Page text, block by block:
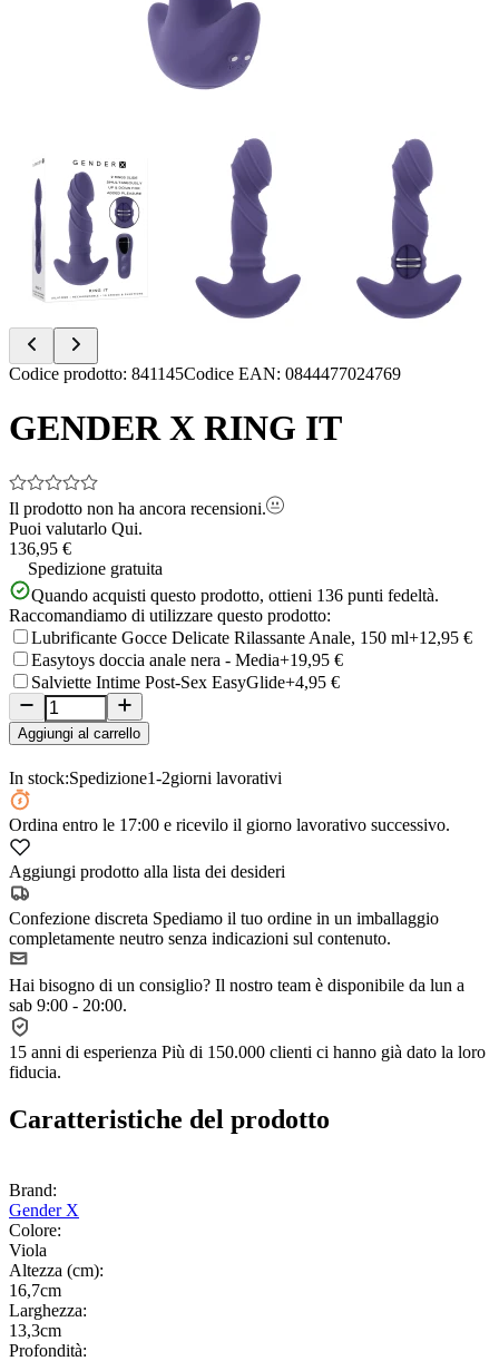
Item
of
5
Codice prodotto: 841145Codice EAN: 0844477024769
GENDER X RING IT
Il prodotto non ha ancora recensioni.
Puoi valutarlo Qui.
136,95 €
Spedizione gratuita
Quando acquisti questo prodotto, ottieni 136 punti fedeltà.
Raccomandiamo di utilizzare questo prodotto:
Lubrificante Gocce Delicate Rilassante Anale, 150 ml+12,95 €
Easytoys doccia anale nera - Media+19,95 €
Salviette Intime Post-Sex EasyGlide+4,95 €
Aggiungi al carrello
In stock:Spedizione1-2giorni lavorativi
Ordina entro le 17:00 e ricevilo il giorno lavorativo successivo.
Aggiungi prodotto alla lista dei desideri
Confezione discreta Spediamo il tuo ordine in un imballaggio
completamente neutro senza indicazioni sul contenuto.
Hai bisogno di un consiglio? Il nostro team è disponibile da lun a
sab 9:00 - 20:00.
15 anni di esperienza Più di 150.000 clienti ci hanno già dato la loro
fiducia.
Caratteristiche del prodotto
Brand:
Gender X
Colore:
Viola
Altezza (cm):
16,7cm
Larghezza:
13,3cm
Profondità: